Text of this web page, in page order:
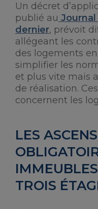
Un décret
publié au Journal
dernier, prévoit
allégeant les
des logements
simplifier les
et plus vite mais
de réalisation.
concernent les
LES
TROIS